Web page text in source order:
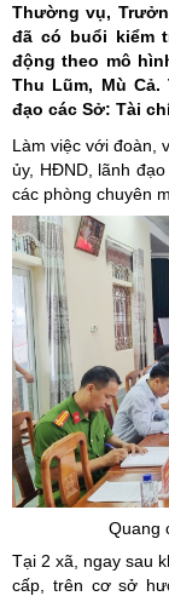
Thường vụ,
đã có buổi kiểm
động theo mô
Thu Lũm, Mù
đạo các Sở: Tài
Làm việc với đoàn,
ủy, HĐND, lãnh
các phòng chuyên
Quang
Tại 2 xã, ngay sau
cấp, trên cơ sở